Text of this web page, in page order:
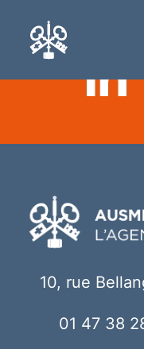
10, rue
01 47 38